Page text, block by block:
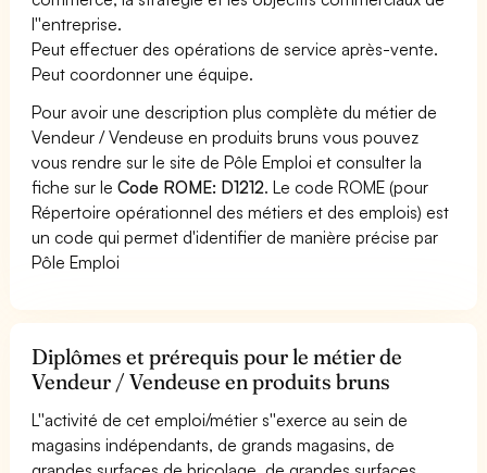
l''entreprise.
Peut effectuer des opérations de service après-vente.
Peut coordonner une équipe.
Pour avoir une description plus complète du métier de
Vendeur / Vendeuse en produits bruns vous pouvez
vous rendre sur le site de Pôle Emploi et consulter la
fiche sur leCode ROME: D1212. Le code ROME (pour
Répertoire opérationnel des métiers et des emplois) est
un code qui permet d'identifier de manière précise par
Pôle Emploi
Diplômes et prérequis pour le métier de
Vendeur / Vendeuse en produits bruns
L''activité de cet emploi/métier s''exerce au sein de
magasins indépendants, de grands magasins, de